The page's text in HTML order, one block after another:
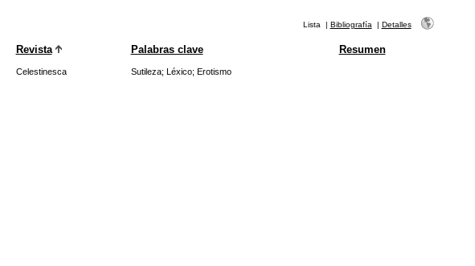
Lista | Bibliografía | Detalles
Revista Palabras clave Resumen
Celestinesca Sutileza; Léxico; Erotismo